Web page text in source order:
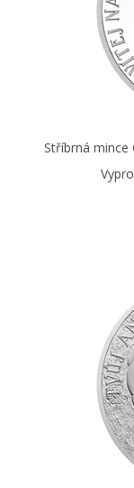
Stříbrná mince